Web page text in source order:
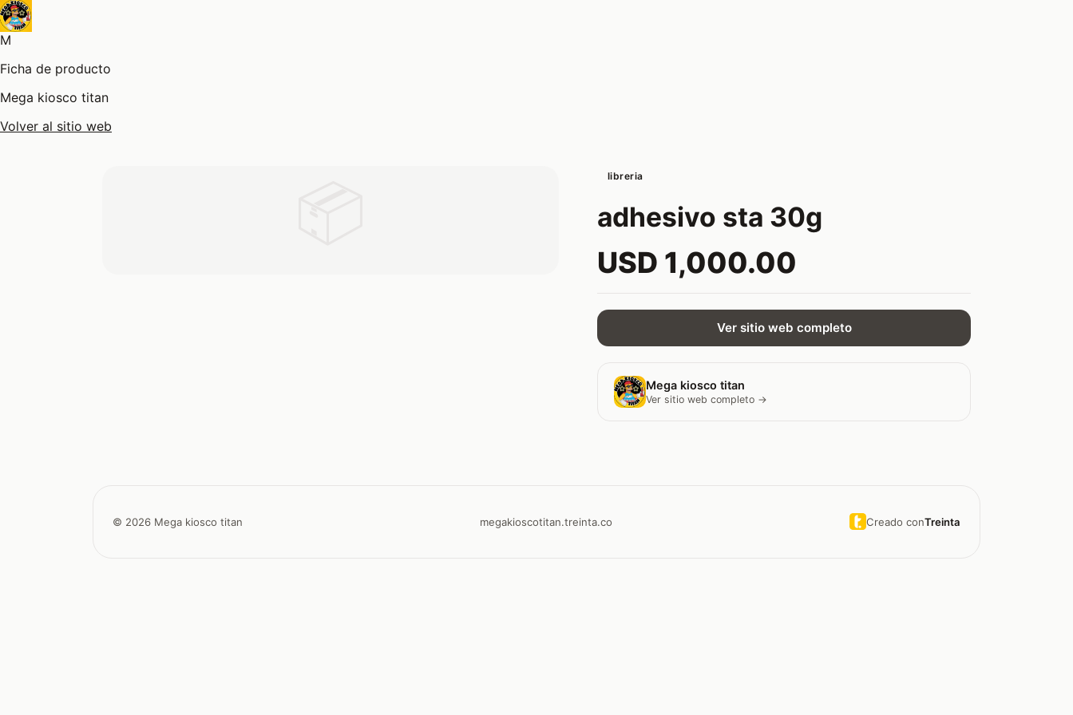
M
Ficha de producto
Mega kiosco titan
Volver al sitio web
libreria
adhesivo sta 30g
USD 1,000.00
Ver sitio web completo
Mega kiosco titan
Ver sitio web completo →
© 2026 Mega kiosco titan megakioscotitan.treinta.co Creado conTreinta